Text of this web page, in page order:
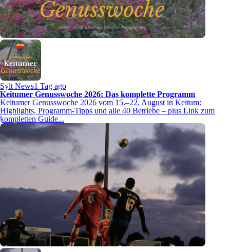
Sylt News1 Tag ago
Keitumer Genusswoche 2026: Das komplette Programm
Keitumer Genusswoche 2026 vom 15.–22. August in Keitum:
Highlights, Programm-Tipps und alle 40 Betriebe – plus Link zum
kompletten Guide...